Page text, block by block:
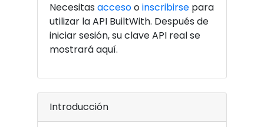
Necesitas accesooinscribirse para
utilizar la API BuiltWith. Después de
iniciar sesión, su clave API real se
mostrará aquí.
Introducción